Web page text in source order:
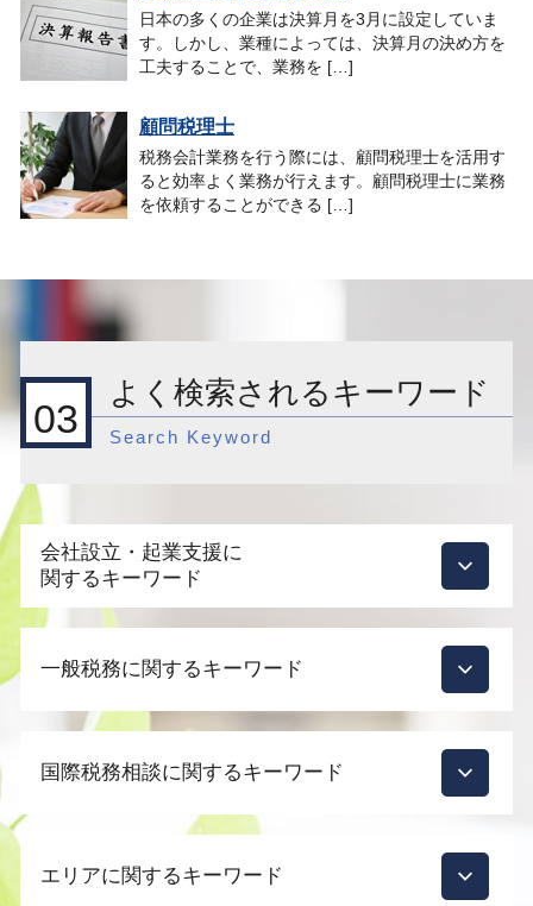
日本の多くの企業は決算月を3月に設定していま
す。しかし、業種によっては、決算月の決め方を
工夫することで、業務を […]
顧問税理士
税務会計業務を行う際には、顧問税理士を活用す
ると効率よく業務が行えます。顧問税理士に業務
を依頼することができる […]
03
よく検索されるキーワード
Search Keyword
会社設立・起業支援に
関するキーワード
会社設立 支援
会社設立 合同会社 費用
法人成り タイミング
起業支援 市場
会社設立 合同会社
一般税務に関するキーワード
税務調査
税理士 顧問契約 メリット
顧問契約 税理士
国際税務相談に関するキーワード
外国子会社合算税制 移転価格税制
エリアに関するキーワード